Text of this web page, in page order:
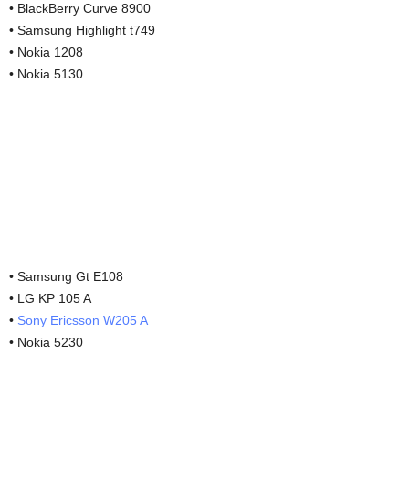
• BlackBerry Curve 8900
• Samsung Highlight t749
• Nokia 1208
• Nokia 5130
• Samsung Gt E108
• LG KP 105 A
• Sony Ericsson W205 A
• Nokia 5230